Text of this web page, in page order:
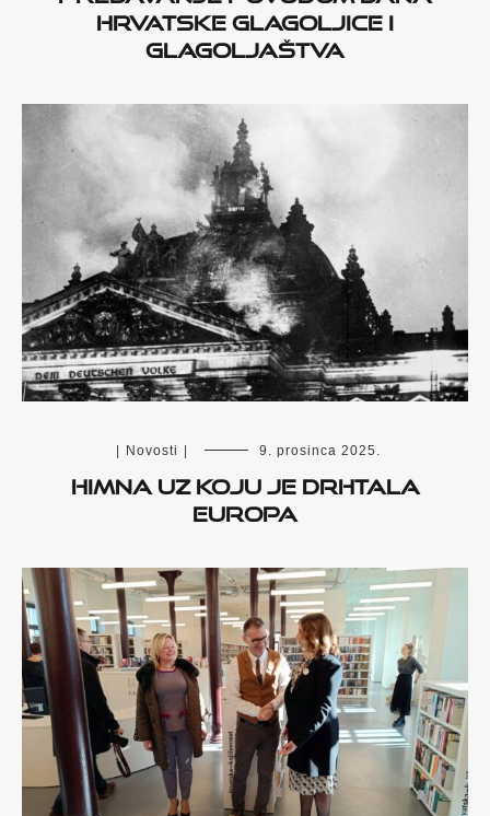
hrvatske glagoljice i
glagoljaštva
Novosti 9. prosinca 2025.
Himna uz koju je drhtala
Europa